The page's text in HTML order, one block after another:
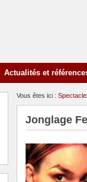
Actualités et
Vous êtes ici :
Jonglage